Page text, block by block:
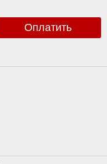
Оплатить